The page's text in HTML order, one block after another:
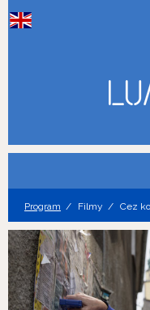
Program Filmy Cez